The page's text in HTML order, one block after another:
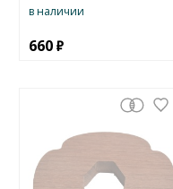
в наличии
660